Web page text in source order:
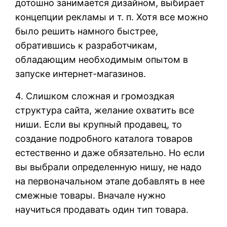
дотошно занимается дизайном, выбирает
концепции рекламы и т. п. Хотя все можно
было решить намного быстрее,
обратившись к разработчикам,
обладающим необходимым опытом в
запуске интернет-магазинов.
4. Слишком сложная и громоздкая
структура сайта, желание охватить все
ниши. Если вы крупный продавец, то
создание подробного каталога товаров
естественно и даже обязательно. Но если
вы выбрали определенную нишу, не надо
на первоначальном этапе добавлять в нее
смежные товары. Вначале нужно
научиться продавать один тип товара.